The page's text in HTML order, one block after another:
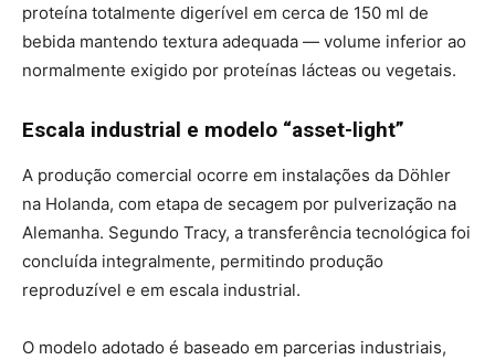
proteína totalmente digerível em cerca de 150 ml de
bebida mantendo textura adequada — volume inferior ao
normalmente exigido por proteínas lácteas ou vegetais.
Escala industrial e modelo “asset-light”
A produção comercial ocorre em instalações da Döhler
na Holanda, com etapa de secagem por pulverização na
Alemanha. Segundo Tracy, a transferência tecnológica foi
concluída integralmente, permitindo produção
reproduzível e em escala industrial.
O modelo adotado é baseado em parcerias industriais,